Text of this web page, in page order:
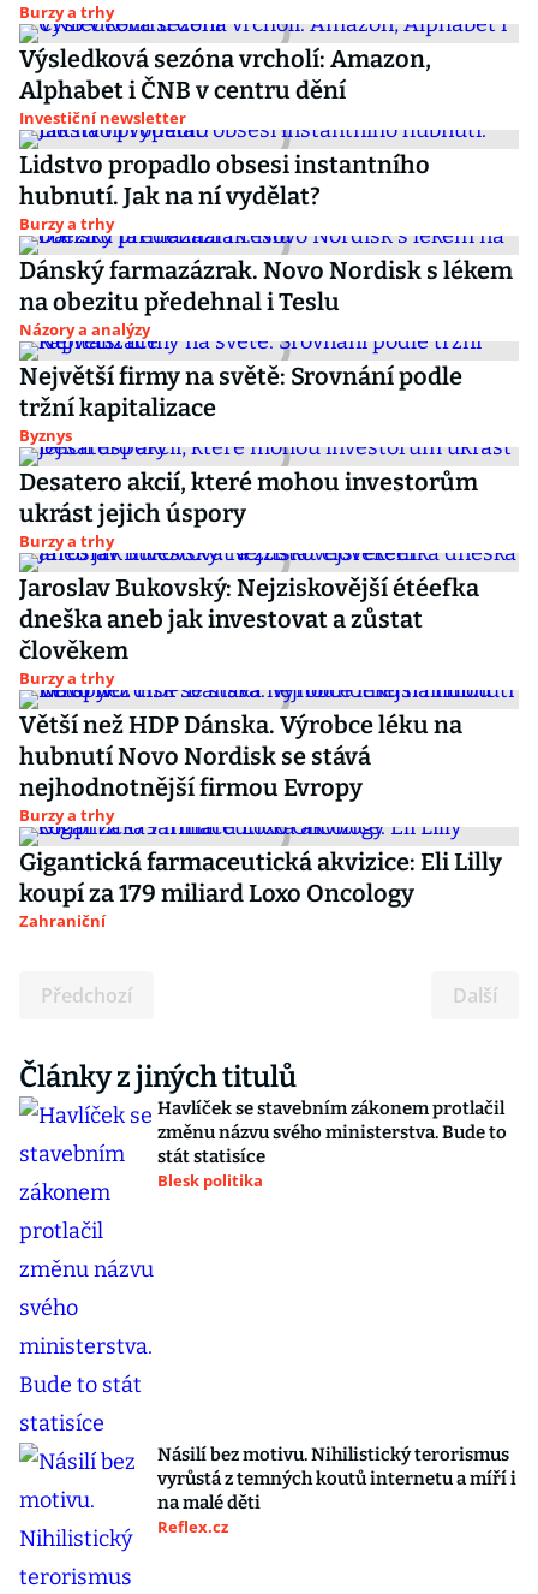
Burzy a trhy
Výsledková sezóna vrcholí: Amazon,
Alphabet i ČNB v centru dění
Investiční newsletter
Lidstvo propadlo obsesi instantního
hubnutí. Jak na ní vydělat?
Burzy a trhy
Dánský farmazázrak. Novo Nordisk s lékem
na obezitu předehnal i Teslu
Názory a analýzy
Největší firmy na světě: Srovnání podle
tržní kapitalizace
Byznys
Desatero akcií, které mohou investorům
ukrást jejich úspory
Burzy a trhy
Jaroslav Bukovský: Nejziskovější étéefka
dneška aneb jak investovat a zůstat
člověkem
Burzy a trhy
Větší než HDP Dánska. Výrobce léku na
hubnutí Novo Nordisk se stává
nejhodnotnější firmou Evropy
Burzy a trhy
Gigantická farmaceutická akvizice: Eli Lilly
koupí za 179 miliard Loxo Oncology
Zahraniční
Předchozí Další
Články z jiných titulů
Havlíček se stavebním zákonem protlačil
změnu názvu svého ministerstva. Bude to
stát statisíce
Blesk politika
Násilí bez motivu. Nihilistický terorismus
vyrůstá z temných koutů internetu a míří i
na malé děti
Reflex.cz